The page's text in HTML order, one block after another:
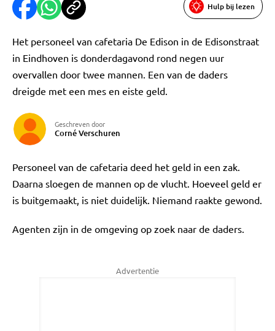
Hulp bij lezen
Het personeel van cafetaria De Edison in de Edisonstraat
in Eindhoven is donderdagavond rond negen uur
overvallen door twee mannen. Een van de daders
dreigde met een mes en eiste geld.
Geschreven door
Corné Verschuren
Personeel van de cafetaria deed het geld in een zak.
Daarna sloegen de mannen op de vlucht. Hoeveel geld er
is buitgemaakt, is niet duidelijk. Niemand raakte gewond.
Agenten zijn in de omgeving op zoek naar de daders.
Advertentie